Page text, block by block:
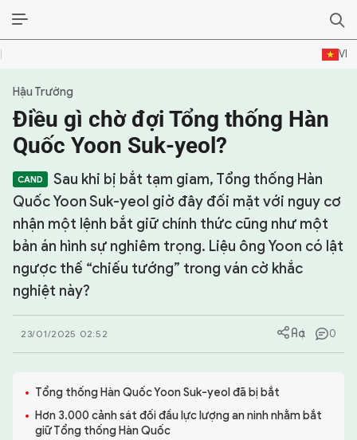
VI
SỰ KIỆN & BÌNH LUẬN
HẬU TRƯỜNG
KINH TẾ - VĂN HÓA - THỂ THAO
HỒ SƠ MẬT
PHÓNG SỰ
HỒ SƠ INTERPOL
VỤ ÁN NỔI TIẾNG
TƯ LIỆU
CHUYÊN TRANG
Hậu Trường
Điều gì chờ đợi Tổng thống Hàn
Quốc Yoon Suk-yeol?
Sau khi bị bắt tạm giam, Tổng thống Hàn
Quốc Yoon Suk-yeol giờ đây đối mặt với nguy cơ
nhận một lệnh bắt giữ chính thức cũng như một
bản án hình sự nghiêm trọng. Liệu ông Yoon có lật
ngược thế “chiếu tướng” trong ván cờ khắc
nghiệt này?
23/01/2025 02:52 0
Tổng thống Hàn Quốc Yoon Suk-yeol đã bị bắt
Hơn 3.000 cảnh sát đối đầu lực lượng an ninh nhằm bắt
giữ Tổng thống Hàn Quốc